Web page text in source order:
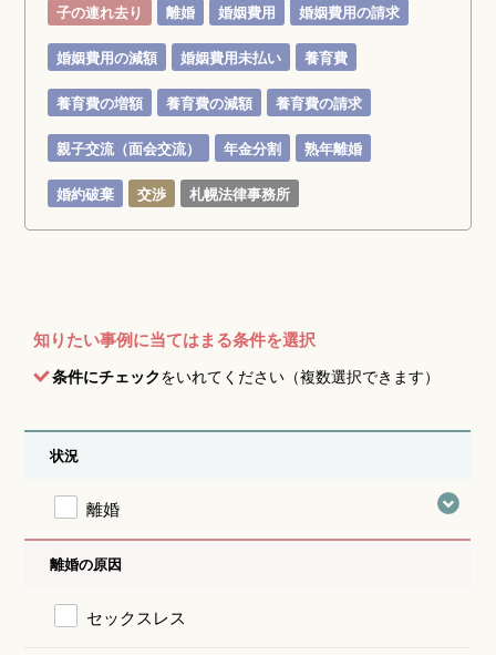
子の連れ去り 離婚 婚姻費用 婚姻費用の請求
婚姻費用の減額 婚姻費用未払い 養育費
養育費の増額 養育費の減額 養育費の請求
親子交流（面会交流） 年金分割 熟年離婚
婚約破棄 交渉 札幌法律事務所
知りたい事例に当てはまる条件を選択
条件にチェックをいれてください（複数選択できます）
状況
離婚
離婚の原因
セックスレス